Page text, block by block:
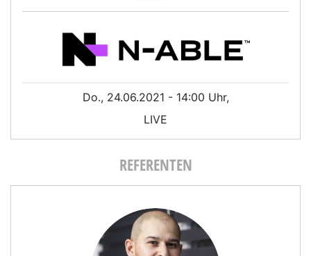
Do., 24.06.2021 - 14:00 Uhr,
LIVE
REFERENTEN